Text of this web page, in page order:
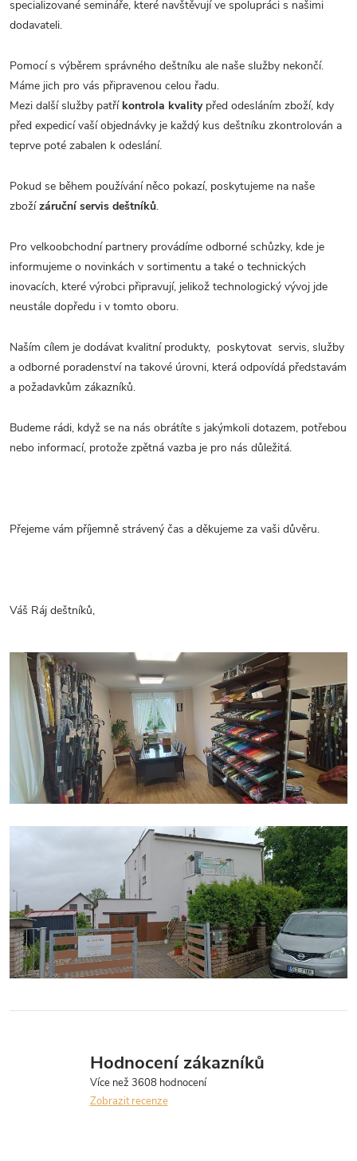
specializované semináře, které navštěvují ve spolupráci s našimi
dodavateli.
Pomocí s výběrem správného deštníku ale naše služby nekončí.
Máme jich pro vás připravenou celou řadu.
Mezi další služby patří kontrola kvalitypřed odesláním zboží, kdy
před expedicí vaší objednávky je každý kus deštníku zkontrolován a
teprve poté zabalen k odeslání.
Pokud se během používání něco pokazí, poskytujeme na naše
zbožízáruční servis deštníků.
Pro velkoobchodní partnery provádíme odborné schůzky, kde je
informujeme o novinkách v sortimentu a také o technických
inovacích, které výrobci připravují, jelikož technologický vývoj jde
neustále dopředu i v tomto oboru.
Naším cílem je dodávat kvalitní produkty, poskytovat servis, služby
a odborné poradenství na takové úrovni, která odpovídá představám
a požadavkům zákazníků.
Budeme rádi, když se na nás obrátíte s jakýmkoli dotazem, potřebou
nebo informací, protože zpětná vazba je pro nás důležitá.
Přejeme vám příjemně strávený čas a děkujeme za vaši důvěru.
Váš Ráj deštníků,
Hodnocení zákazníků
Zobrazit recenze